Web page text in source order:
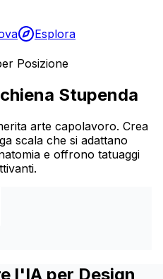
Esplora
Posizione
Stupenda
arte capolavoro. Crea
scala che si adattano
e offrono tatuaggi
l'IA per Design